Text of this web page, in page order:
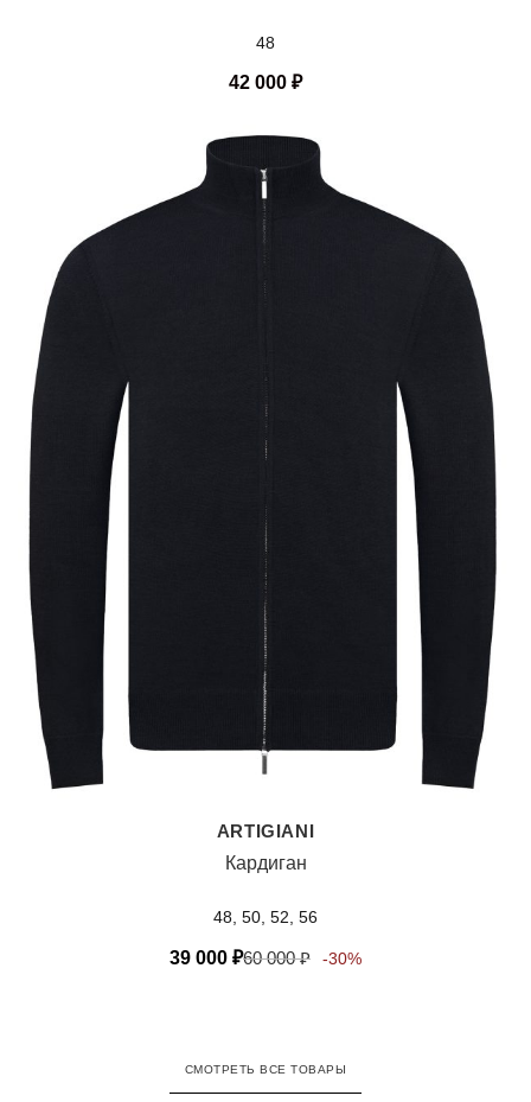
48
42 000 ₽
ARTIGIANI
Кардиган
48, 50, 52, 56
39 000 ₽60 000₽ -30%
СМОТРЕТЬ ВСЕ ТОВАРЫ